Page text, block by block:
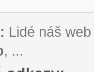
Lidé náš
, ...